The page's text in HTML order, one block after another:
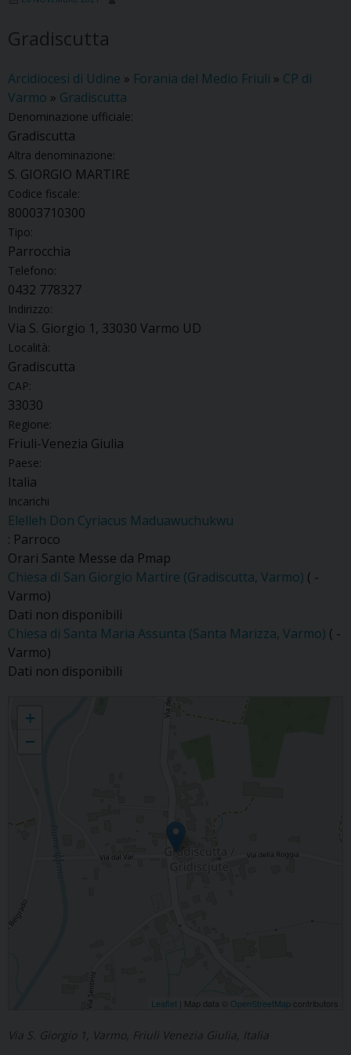
Gradiscutta
Arcidiocesi di Udine » Forania del Medio Friuli » CP di
Varmo » Gradiscutta
Denominazione ufficiale:
Gradiscutta
Altra denominazione:
S. GIORGIO MARTIRE
Codice fiscale:
80003710300
Tipo:
Parrocchia
Telefono:
0432 778327
Indirizzo:
Via S. Giorgio 1, 33030 Varmo UD
Località:
Gradiscutta
CAP:
33030
Regione:
Friuli-Venezia Giulia
Paese:
Italia
Incarichi
Elelleh Don Cyriacus Maduawuchukwu
: Parroco
Orari Sante Messe da Pmap
Chiesa di San Giorgio Martire (Gradiscutta, Varmo) ( -
Varmo)
Dati non disponibili
Chiesa di Santa Maria Assunta (Santa Marizza, Varmo) ( -
Varmo)
Dati non disponibili
+
−
Leaflet | Map data © OpenStreetMap contributors
Via S. Giorgio 1, Varmo, Friuli Venezia Giulia, Italia